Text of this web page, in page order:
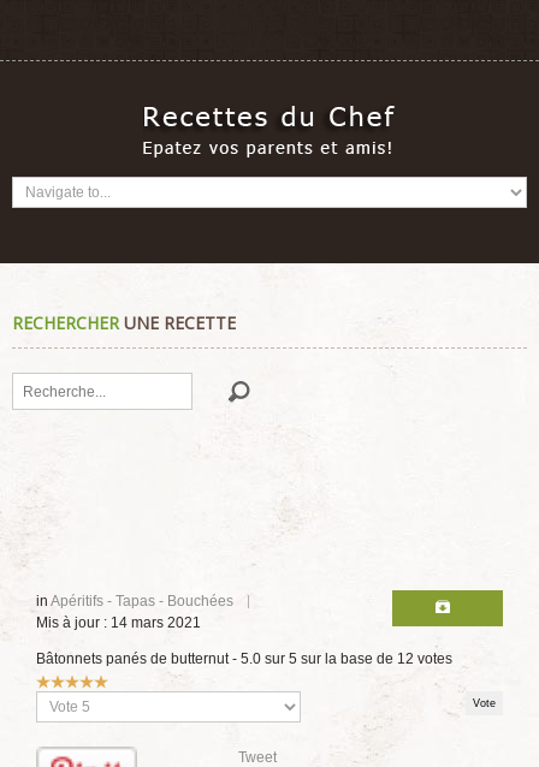
RECHERCHERUNE RECETTE
Rechercher
in Apéritifs - Tapas - Bouchées
Mis à jour : 14 mars 2021
Bâtonnets panés de butternut- 5.0 sur 5 sur la base de 12 votes
Vote
utilisateur:
Veuillez
voter
Tweet